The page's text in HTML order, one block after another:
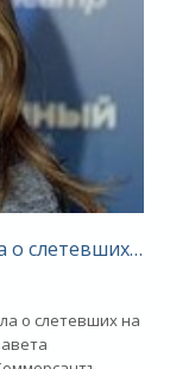
слетевших на
о слетевших на